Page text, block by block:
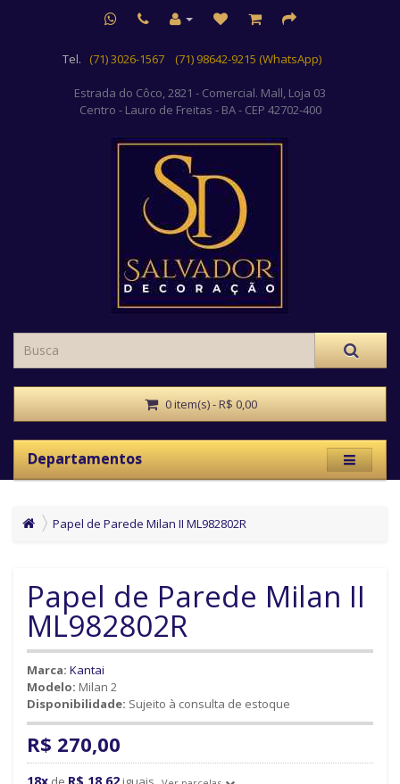
Tel. (71) 3026-1567 (71) 98642-9215 (WhatsApp)
Estrada do Côco, 2821 - Comercial. Mall, Loja 03
Centro - Lauro de Freitas - BA - CEP 42702-400
0 item(s) - R$ 0,00
Departamentos
Papel de Parede Milan II ML982802R
Papel de Parede Milan II
ML982802R
Marca: Kantai
Modelo: Milan 2
Disponibilidade: Sujeito à consulta de estoque
R$ 270,00